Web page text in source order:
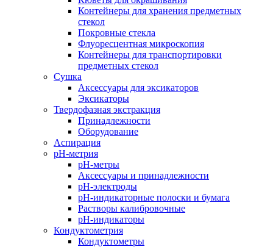
Контейнеры для хранения предметных
стекол
Покровные стекла
Флуоресцентная микроскопия
Контейнеры для транспортировки
предметных стекол
Сушка
Аксессуары для эксикаторов
Эксикаторы
Твердофазная экстракция
Принадлежности
Оборудование
Аспирация
pH-метрия
pH-метры
Аксессуары и принадлежности
pH-электроды
pH-индикаторные полоски и бумага
Растворы калибровочные
pH-индикаторы
Кондуктометрия
Кондуктометры